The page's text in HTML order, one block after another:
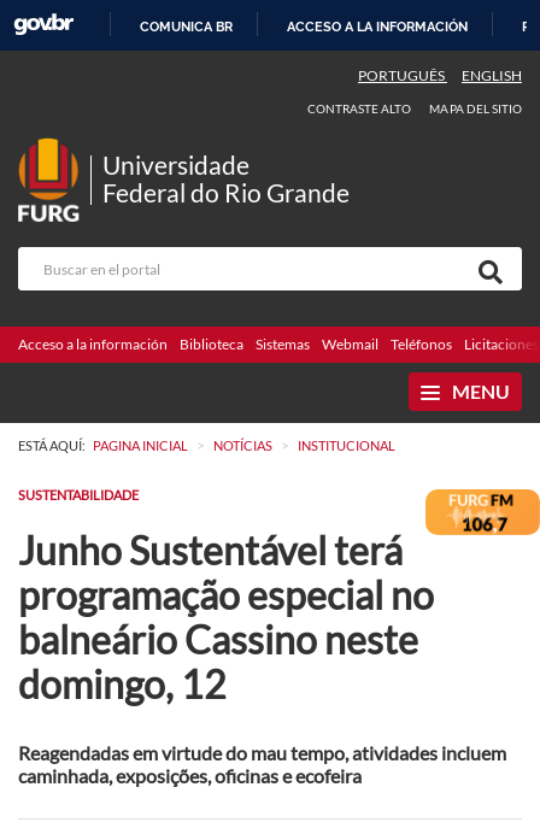
CONTENIDO
COMUNICA BR ACCESO A LA INFORMACIÓN
PORTUGUÊS ENGLISH
CONTRASTE ALTO MAPA DEL SITIO
Universidade
Federal do Rio Grande
Acceso a la información Biblioteca Sistemas Webmail Teléfonos Licitaciones
MENU
ESTÁ AQUÍ: PAGINA INICIAL > NOTÍCIAS > INSTITUCIONAL
SUSTENTABILIDADE
Junho Sustentável terá
programação especial no
balneário Cassino neste
domingo, 12
Reagendadas em virtude do mau tempo, atividades incluem
caminhada, exposições, oficinas e ecofeira